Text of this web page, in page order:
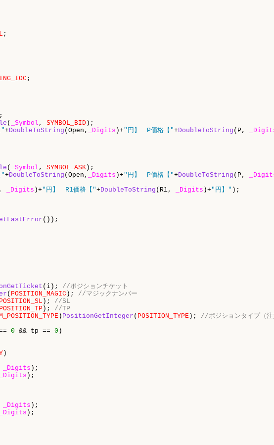
;
;
;
( _Symbol , SYMBOL_BID );
"+DoubleToString (Open, _Digits )+"円】　P価格【"+DoubleToString (P,
( _Symbol , SYMBOL_ASK );
"+DoubleToString (Open, _Digits )+"円】　P価格【"+DoubleToString (P,
_Digits )+"円】　R1価格【"+DoubleToString (R1, _Digits )+"円】" );
());
(i); //ポジションチケット
( POSITION_MAGIC ); //マジックナンバー
POSITION_SL ); //SL
POSITION_TP ); //TP
) PositionGetInteger ( POSITION_TYPE ); //ポジションタイプ（注
0 && tp == 0 )
)
_Digits );
_Digits );
_Digits );
_Digits );